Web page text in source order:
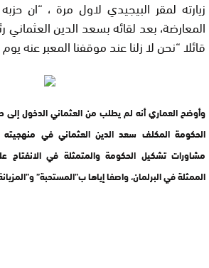
زيارته لمقر البيجيدي لاول مرة ، “ان
المعارضة، بعد لقائه بسعد الدين
قائلا “نحن لا زلنا عند موقفنا المعبر عنه يوم 8 أكتوبر”.
وأوضح العماري أنه لم يطلب من العثماني الدخول
الحكومة المكلف سعد الدين العثماني في منهجيته
مشاورات تشكيل الحكومة والمتمثلة في الانفتاح
الممثلة في البرلمان، واصفا إياها ب”المستحبة”